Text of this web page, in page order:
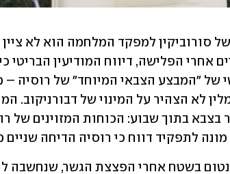
לתפקיד דווח כי רוסיה הדיחה שניים